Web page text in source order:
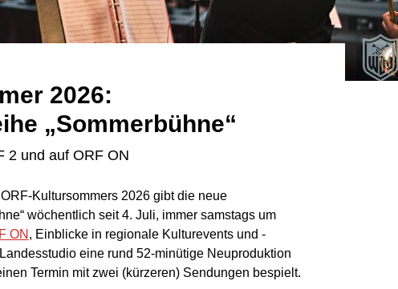
2026:
„Sommerbühne“
2 und auf ORF ON
Kultursommers 2026 gibt die neue
wöchentlich seit 4. Juli, immer samstags um
ON , Einblicke in regionale Kulturevents und -
eine rund 52-minütige Neuproduktion
Termin mit zwei (kürzeren) Sendungen bespielt.